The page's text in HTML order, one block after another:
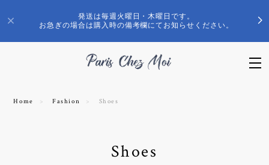
発送は毎週火曜日・木曜日です。
お急ぎの場合は購入時の備考欄にてお知らせください。
Home Fashion Shoes
Shoes